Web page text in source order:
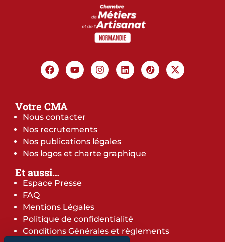
Votre CMA
Nous contacter
Nos recrutements
Nos publications légales
Nos logos et charte graphique
Et aussi…
Espace Presse
FAQ
Mentions Légales
Politique de confidentialité
Conditions Générales et règlements